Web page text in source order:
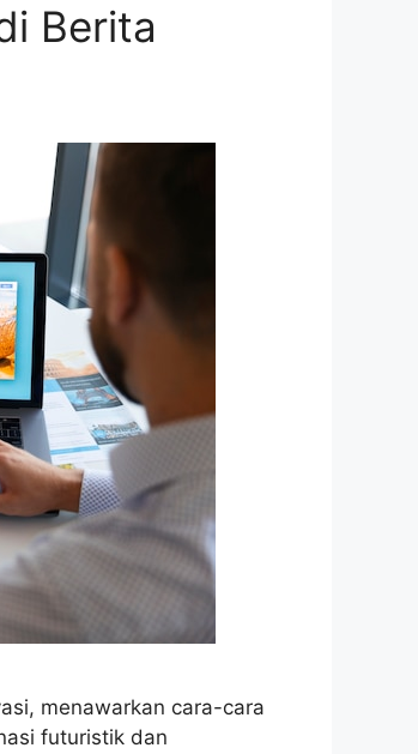
Berita
menawarkan cara-cara
futuristik dan